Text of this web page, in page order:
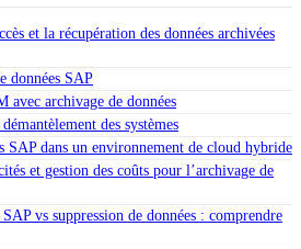
et la récupération des données archivées
données SAP
archivage de données
des systèmes
SAP dans un environnement de cloud hybride
et gestion des coûts pour l’archivage de
vs suppression de données : comprendre